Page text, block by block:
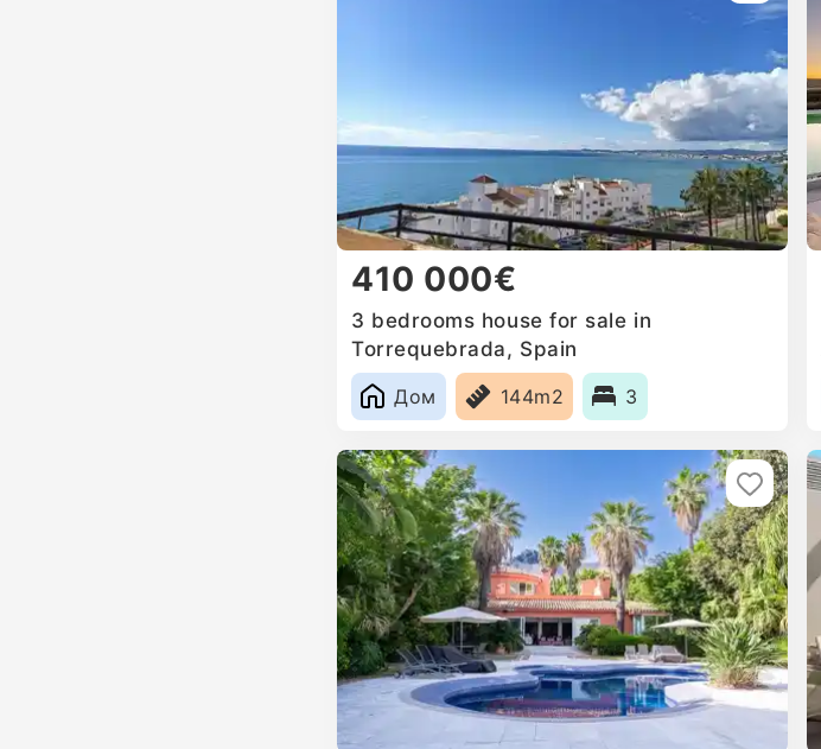
410 000€
3 bedrooms house for sale in
Torrequebrada, Spain
Дом
144m2 3